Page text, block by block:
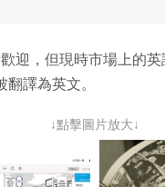
迎，但現時市場上的
譯為英文。
↓點擊圖片放大↓